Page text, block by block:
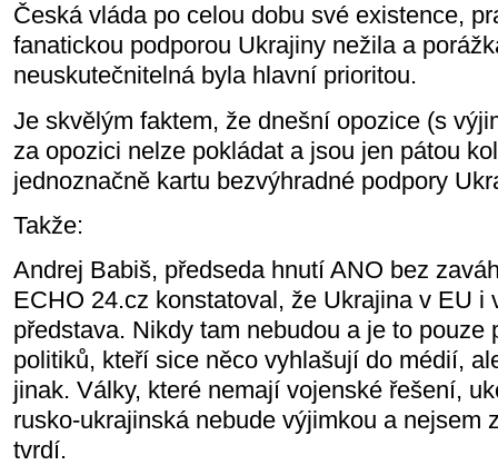
Česká vláda po celou dobu své existence,
fanatickou podporou Ukrajiny nežila a
neuskutečnitelná byla hlavní prioritou.
Je skvělým faktem, že dnešní opozice (s
za opozici nelze pokládat a jsou jen pátou
jednoznačně kartu bezvýhradné podpory
Takže:
Andrej Babiš, předseda hnutí ANO bez
ECHO 24.cz konstatoval, že Ukrajina v EU i
představa. Nikdy tam nebudou a je to pouze
politiků, kteří sice něco vyhlašují do médií,
jinak. Války, které nemají vojenské řešení,
rusko-ukrajinská nebude výjimkou a nejsem
tvrdí.